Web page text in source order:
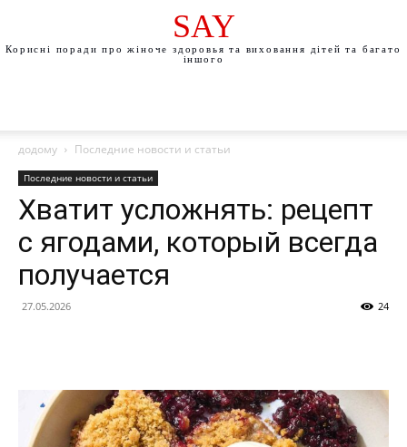
SAY
Корисні поради про жіноче здоровья та виховання дітей та багато
іншого
додому Последние новости и статьи
Последние новости и статьи
Хватит усложнять: рецепт
с ягодами, который всегда
получается
27.05.2026 24